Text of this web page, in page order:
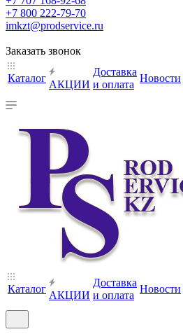
+7 800 222-79-70
imkzt@prodservice.ru
Заказать звонок
Каталог
АКЦИИ
Доставка
и оплата
Новости
Каталог
АКЦИИ
Доставка
и оплата
Новости